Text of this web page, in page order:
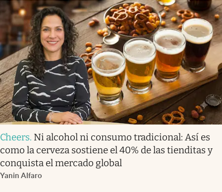
Cheers. Ni alcohol ni consumo tradicional: Así es
como la cerveza sostiene el 40% de las tienditas y
conquista el mercado global
Yanin Alfaro